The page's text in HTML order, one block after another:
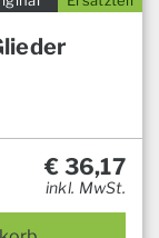
€ 36,17
inkl. MwSt.